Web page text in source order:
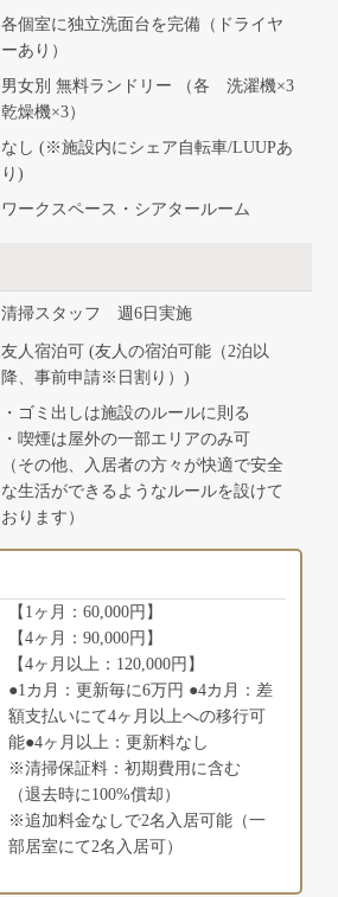
各個室に独立洗面台を完備（ドライヤ
ーあり）
男女別 無料ランドリー （各 洗濯機×3
乾燥機×3）
なし (※施設内にシェア自転車/LUUPあ
り)
ワークスペース・シアタールーム
清掃スタッフ 週6日実施
友人宿泊可 (友人の宿泊可能（2泊以
降、事前申請※日割り）)
・ゴミ出しは施設のルールに則る
・喫煙は屋外の一部エリアのみ可
（その他、入居者の方々が快適で安全
な生活ができるようなルールを設けて
おります）
【1ヶ月：60,000円】
【4ヶ月：90,000円】
【4ヶ月以上：120,000円】
●1カ月：更新毎に6万円 ●4カ月：差
額支払いにて4ヶ月以上への移行可
能●4ヶ月以上：更新料なし
※清掃保証料：初期費用に含む
（退去時に100%償却）
※追加料金なしで2名入居可能（一
部居室にて2名入居可）